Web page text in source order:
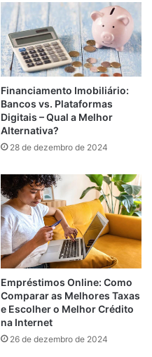
Financiamento Imobiliário:
Bancos vs. Plataformas
Digitais – Qual a Melhor
Alternativa?
28 de dezembro de 2024
Empréstimos Online: Como
Comparar as Melhores Taxas
e Escolher o Melhor Crédito
na Internet
26 de dezembro de 2024